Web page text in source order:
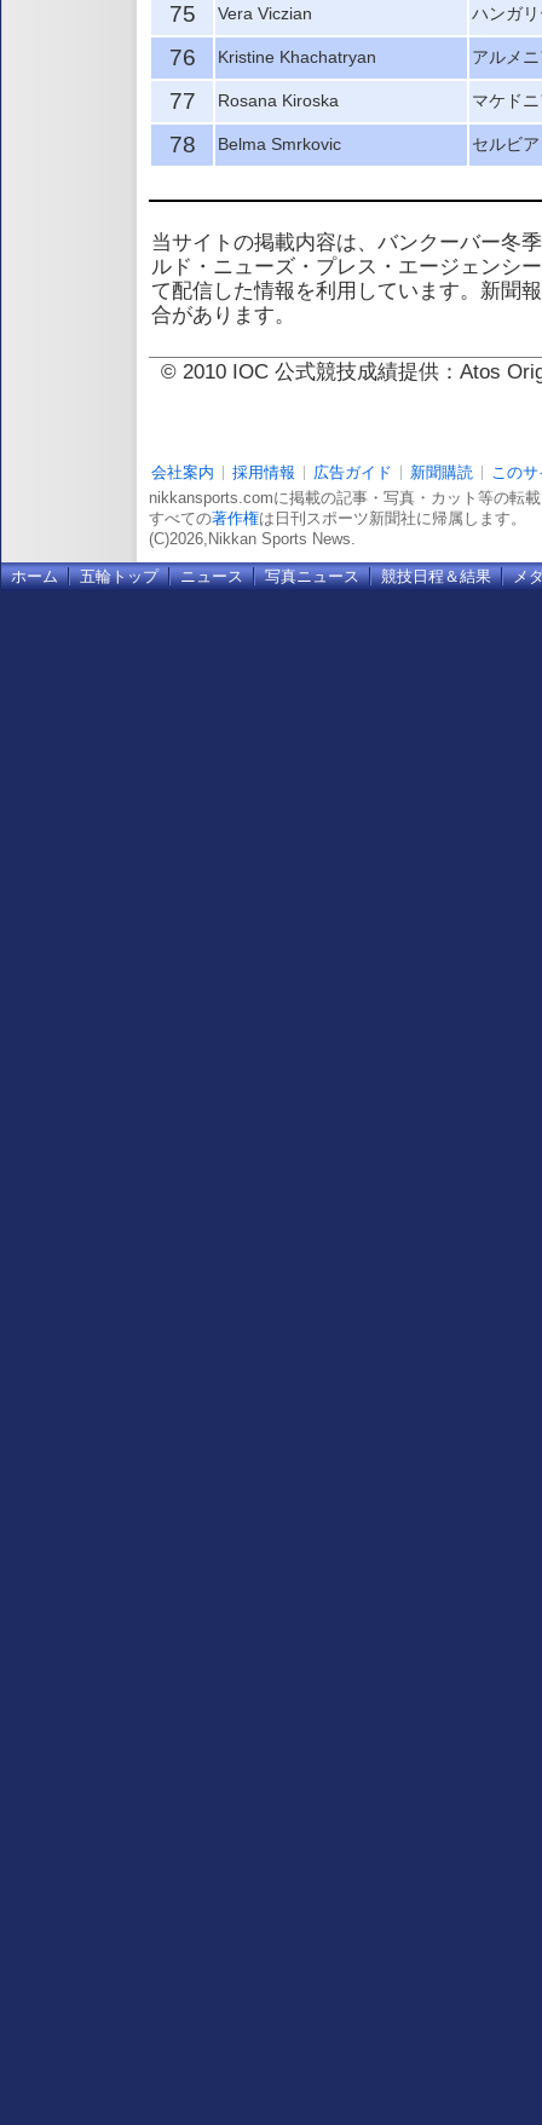
75 Vera Viczian ハンガ
76 Kristine Khachatryan アルメ
77 Rosana Kiroska マケド
78 Belma Smrkovic セルビア
当サイトの掲載内容は、バンクーバー冬
ルド・ニューズ・プレス・エージェンシ
て配信した情報を利用しています。新聞
合があります。
© 2010 IOC 公式競技成績提供：Atos
会社案内 採用情報 広告ガイド 新聞購読
この
nikkansports.comに掲載の記事・写真・カット等の転
すべての著作権は日刊スポーツ新聞社に帰属します。
(C)2026,Nikkan Sports News.
ホーム 五輪トップ ニュース 写真ニュース 競技日程＆結果 メ